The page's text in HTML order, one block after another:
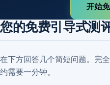
开始
您的免费引导式测
在下方回答几个简短问题。
约需要一分钟。